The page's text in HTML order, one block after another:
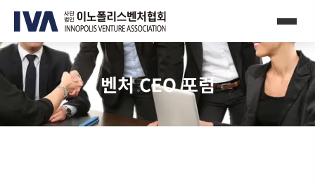
벤처 CEO 포럼